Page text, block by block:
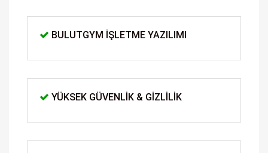
BULUTGYM İŞLETME YAZILIMI
YÜKSEK GÜVENLIK & GIZLILIK